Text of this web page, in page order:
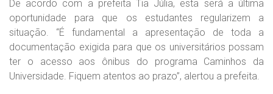
De acordo com a prefeita Tia Júlia, esta será a última
oportunidade para que os estudantes regularizem a
situação. “É fundamental a apresentação de toda a
documentação exigida para que os universitários possam
ter o acesso aos ônibus do programa Caminhos da
Universidade. Fiquem atentos ao prazo”, alertou a prefeita.